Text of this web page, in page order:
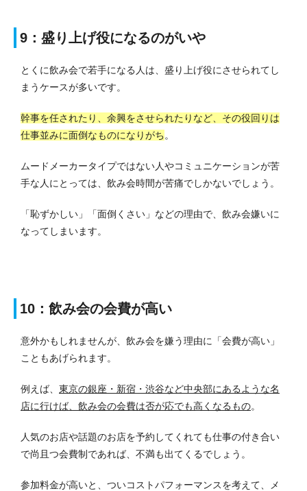
9：盛り上げ役になるのがいや
とくに飲み会で若手になる人は、盛り上げ役にさせられてし
まうケースが多いです。
幹事を任されたり、余興をさせられたりなど、その役回りは
仕事並みに面倒なものになりがち。
ムードメーカータイプではない人やコミュニケーションが苦
手な人にとっては、飲み会時間が苦痛でしかないでしょう。
「恥ずかしい」「面倒くさい」などの理由で、飲み会嫌いに
なってしまいます。
10：飲み会の会費が高い
意外かもしれませんが、飲み会を嫌う理由に「会費が高い」
こともあげられます。
例えば、 東京の銀座・新宿・渋谷など中央部にあるような名
店に行けば、飲み会の会費は否が応でも高くなるもの。
人気のお店や話題のお店を予約してくれても仕事の付き合い
で尚且つ会費制であれば、不満も出てくるでしょう。
参加料金が高いと、ついコストパフォーマンスを考えて、メ